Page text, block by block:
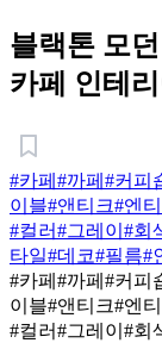
블랙톤 모
카페 인테리
#카페 #까페 #커피
이블#앤티크#엔
#컬러#그레이 #회
타일#데코#필름#
#카페 #까페 #커피
이블#앤티크#엔
#컬러#그레이 #회